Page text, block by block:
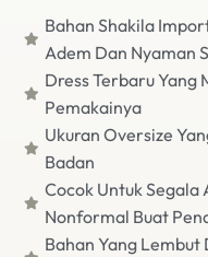
Bahan Shakila
Adem Dan Nyaman
Dress Terbaru Yang
Pemakainya
Ukuran Oversize
Badan
Cocok Untuk Segala
Nonformal Buat
Bahan Yang Lembut